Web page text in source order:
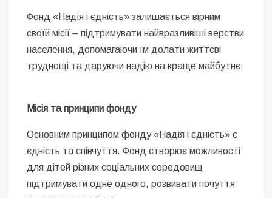
Фонд «Надія і єдність» залишається вірним
своїй місії – підтримувати найвразливіші верстви
населення, допомагаючи їм долати життєві
труднощі та даруючи надію на краще майбутнє.
Місія та принципи фонду
Основним принципом фонду «Надія і єдність» є
єдність та співчуття. Фонд створює можливості
для дітей різних соціальних середовищ
підтримувати одне одного, розвивати почуття